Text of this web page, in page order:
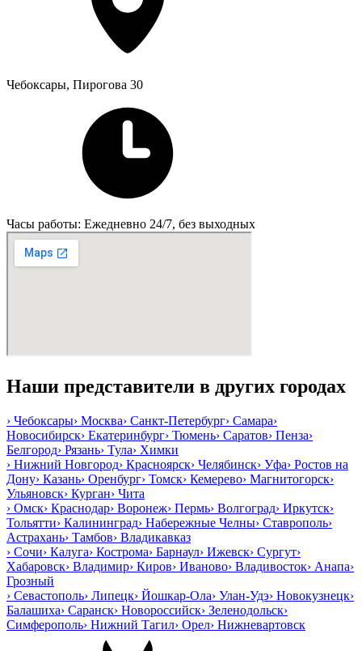
Чебоксары, Пирогова 30
Часы работы: Ежедневно 24/7, без выходных
Наши представители в других городах
› Чебоксары› Москва› Санкт-Петербург› Самара›
Новосибирск› Екатеринбург› Тюмень› Саратов› Пенза›
Белгород› Рязань› Тула› Химки
› Нижний Новгород› Красноярск› Челябинск› Уфа› Ростов на
Дону› Казань› Оренбург› Томск› Кемерево› Магнитогорск›
Ульяновск› Курган› Чита
› Омск› Краснодар› Воронеж› Пермь› Волгоград› Иркутск›
Тольятти› Калининград› Набережные Челны› Ставрополь›
Астрахань› Тамбов› Владикавказ
› Сочи› Калуга› Кострома› Барнаул› Ижевск› Сургут›
Хабаровск› Владимир› Киров› Иваново› Владивосток› Анапа›
Грозный
› Севастополь› Липецк› Йошкар-Ола› Улан-Удэ› Новокузнецк›
Балашиха› Саранск› Новороссийск› Зеленодольск›
Симферополь› Нижний Тагил› Орел› Нижневартовск